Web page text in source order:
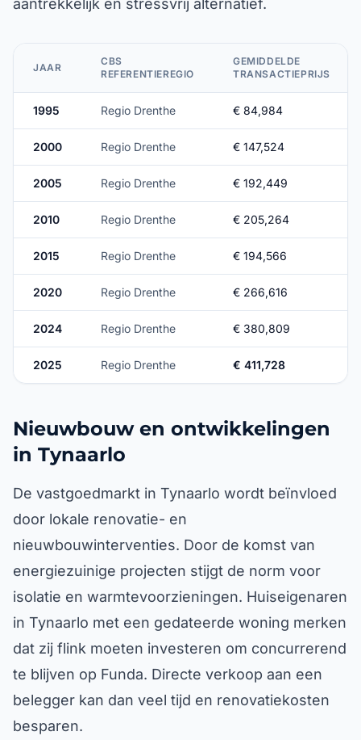
aantrekkelijk en stressvrij alternatief.
JAAR
CBS
REFERENTIEREGIO
GEMIDDELDE
TRANSACTIEPRIJS
1995 Regio Drenthe € 84,984
2000 Regio Drenthe € 147,524
2005 Regio Drenthe € 192,449
2010 Regio Drenthe € 205,264
2015 Regio Drenthe € 194,566
2020 Regio Drenthe € 266,616
2024 Regio Drenthe € 380,809
2025 Regio Drenthe € 411,728
Nieuwbouw en ontwikkelingen
in Tynaarlo
De vastgoedmarkt in Tynaarlo wordt beïnvloed
door lokale renovatie- en
nieuwbouwinterventies. Door de komst van
energiezuinige projecten stijgt de norm voor
isolatie en warmtevoorzieningen. Huiseigenaren
in Tynaarlo met een gedateerde woning merken
dat zij flink moeten investeren om concurrerend
te blijven op Funda. Directe verkoop aan een
belegger kan dan veel tijd en renovatiekosten
besparen.